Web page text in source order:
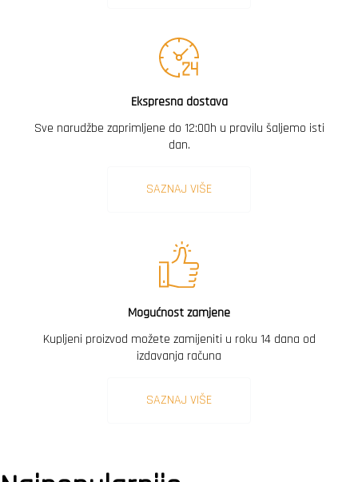
Ekspresna dostava
Sve narudžbe zaprimljene do 12:00h u pravilu šaljemo isti
dan.
SAZNAJ VIŠE
Mogućnost zamjene
Kupljeni proizvod možete zamijeniti u roku 14 dana od
izdavanja računa
SAZNAJ VIŠE